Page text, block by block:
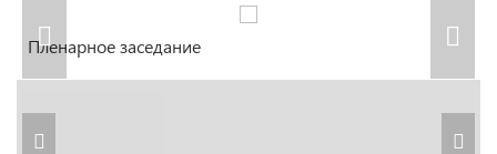
Пленарное заседание